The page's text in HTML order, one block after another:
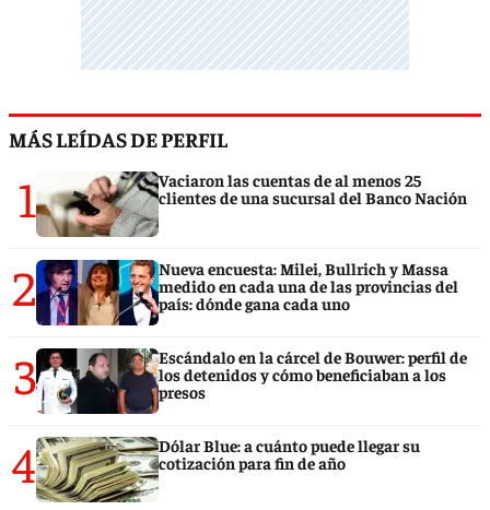
MÁS LEÍDAS DE PERFIL
1
Vaciaron las cuentas de al menos 25
clientes de una sucursal del Banco Nación
2
Nueva encuesta: Milei, Bullrich y Massa
medido en cada una de las provincias del
país: dónde gana cada uno
3
Escándalo en la cárcel de Bouwer: perfil de
los detenidos y cómo beneficiaban a los
presos
4
Dólar Blue: a cuánto puede llegar su
cotización para fin de año